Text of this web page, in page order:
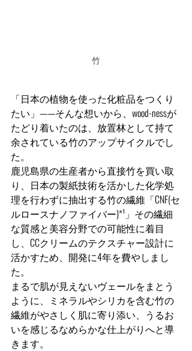
竹
「日本の植物を使った化粧品をつくり
たい」——そんな想いから、wood-nessが
たどり着いたのは、放置林として持て
余されている竹のアップサイクルでし
た。
鹿児島県の生産者から直接竹を買い取
り、日本の製紙技術を活かした化学処
理を行わずに抽出する竹の繊維「CNF(セ
ルロースナノファイバー)*¹」その繊細
な質感と美容分野での可能性に着目
し、CCクリームのテクスチャー設計に
活かすため、開発に4年を費やしまし
た。
まるで肌が見えないヴェールをまとう
ように、ミネラルやシリカを含む竹の
繊維がやさしく肌に寄り添い、うるお
いを感じるなめらかな仕上がりへと導
きます。